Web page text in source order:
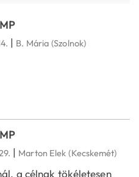
| B. Mária (Szolnok)
| Marton Elek (Kecskemét)
a célnak tökéletesen